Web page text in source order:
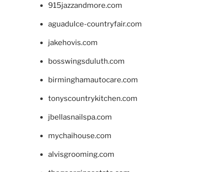
915jazzandmore.com
aguadulce-countryfair.com
jakehovis.com
bosswingsduluth.com
birminghamautocare.com
tonyscountrykitchen.com
jbellasnailspa.com
mychaihouse.com
alvisgrooming.com